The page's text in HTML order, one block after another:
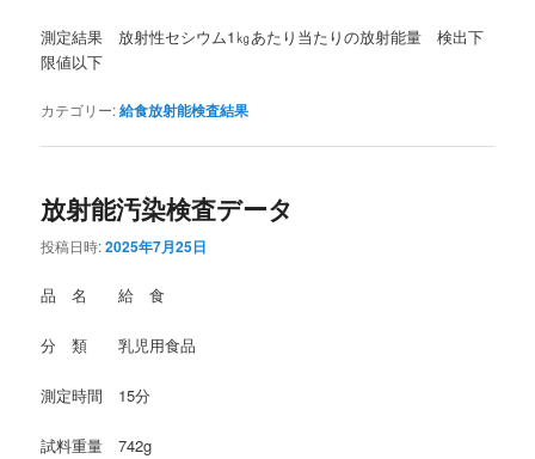
測定結果 放射性セシウム1㎏あたり当たりの放射能量 検出下
限値以下
カテゴリー:給食放射能検査結果
放射能汚染検査データ
投稿日時:2025年7月25日
品 名 給 食
分 類 乳児用食品
測定時間 15分
試料重量 742g